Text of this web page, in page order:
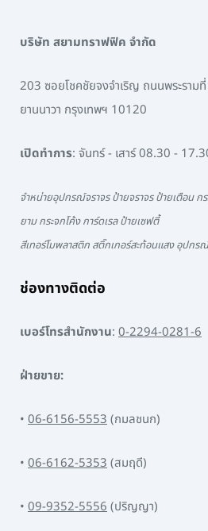
บริษัท สยามทราฟฟิค จำกัด
203 ซอยโชคชัยจงจำเริญ ถนนพระราม
ยานนาวา กรุงเทพฯ 10120
เปิดทำการ: จันทร์ - เสาร์ 08.30 -
จำหน่ายอุปกรณ์จราจร ป้ายจราจร ป้ายเตือน ก
ยาม กระจกโค้ง การ์ดเรล ป้ายเซฟตี้
สีเทอร์โมพลาสติก สติ๊กเกอร์สะท้อนแสง อุปกร
ช่องทางติดต่อ
เบอร์โทรสำนักงาน: 0-2294-0281-6
ฝ่ายขาย:
• 06-6156-5553(กมลชนก)
• 06-6162-5353(สมฤดี)
• 09-9352-5556(ปริญญา)